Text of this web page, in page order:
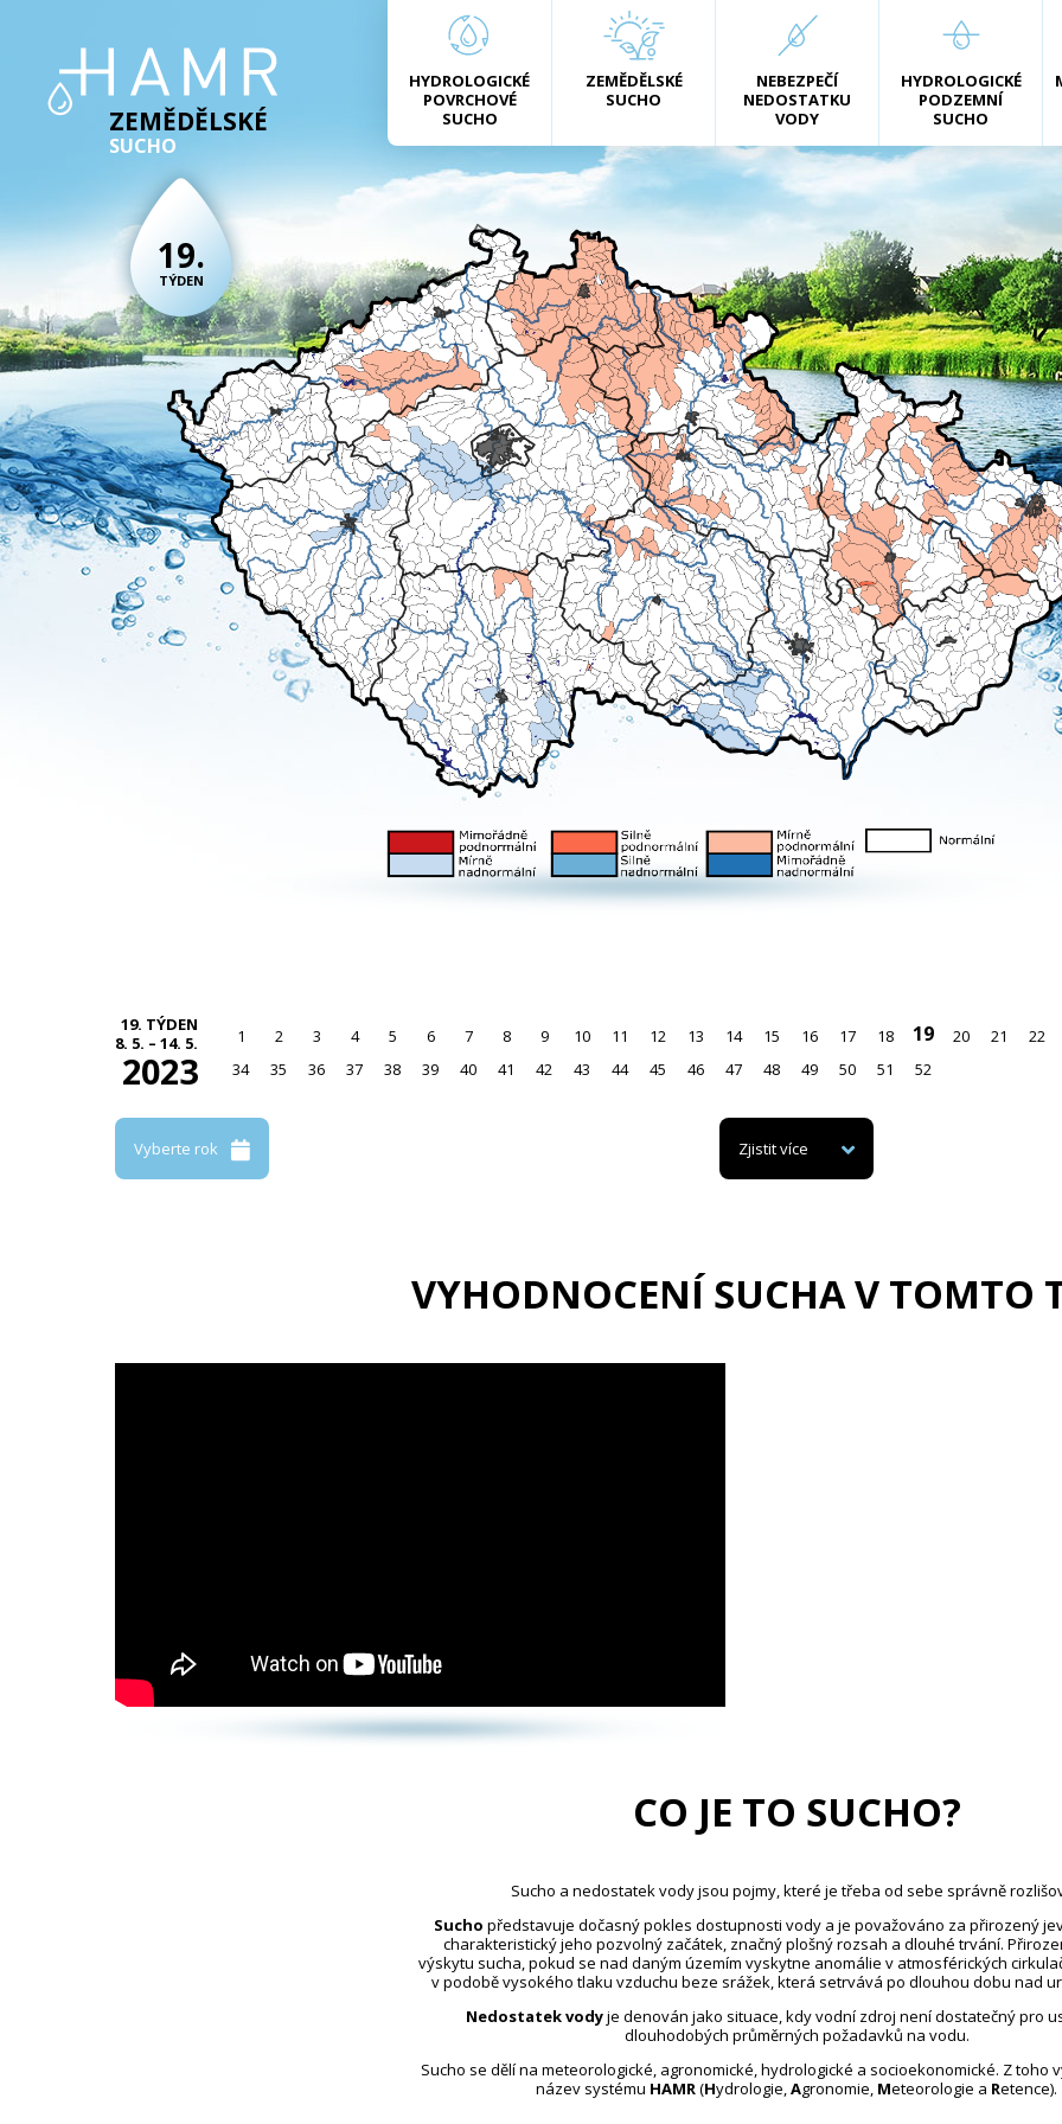
HYDROLOGICKÉ
POVRCHOVÉ
SUCHO
ZEMĚDĚLSKÉ
SUCHO
NEBEZPEČÍ
NEDOSTATKU
VODY
HYDROLOGICKÉ
PODZEMNÍ
SUCHO
ZEMĚDĚLSKÉ
SUCHO
19.
TÝDEN
19. TÝDEN
8. 5. – 14. 5.
2023
1 2 3 4 5 6 7 8 9 10 11 12 13 14 15 16 17 18 19 20 21 22
34
35 36 37 38 39 40 41 42 43 44 45 46 47 48 49 50 51 52
Vyberte rok Zjistit více
VYHODNOCENÍ SUCHA V TOMTO
CO JE TO SUCHO?
Sucho a nedostatek vody jsou pojmy, které je třeba od sebe správně
Sucho představuje dočasný pokles dostupnosti vody a je považováno za přirozený
charakteristický jeho pozvolný začátek, značný plošný rozsah a dlouhé trvání.
výskytu sucha, pokud se nad daným územím vyskytne anomálie v atmosférických
v podobě vysokého tlaku vzduchu beze srážek, která setrvává po dlouhou dobu nad
Nedostatek vodyje definován jako situace, kdy vodní zdroj není dostatečný pro
dlouhodobých průměrných požadavků na vodu.
Sucho se dělí na meteorologické, agronomické, hydrologické a socioekonomické. Z toho
název systému HAMR(Hydrologie,Agronomie, Meteorologie a Retence).